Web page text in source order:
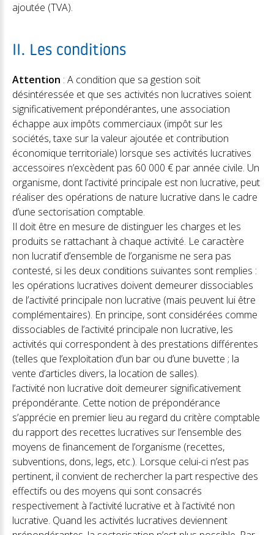
ajoutée (TVA).
II. Les conditions
Attention : A condition que sa gestion soit
désintéressée et que ses activités non lucratives soient
significativement prépondérantes, une association
échappe aux impôts commerciaux (impôt sur les
sociétés, taxe sur la valeur ajoutée et contribution
économique territoriale) lorsque ses activités lucratives
accessoires n’excèdent pas 60 000 € par année civile. Un
organisme, dont l’activité principale est non lucrative, peut
réaliser des opérations de nature lucrative dans le cadre
d’une sectorisation comptable.
Il doit être en mesure de distinguer les charges et les
produits se rattachant à chaque activité. Le caractère
non lucratif d’ensemble de l’organisme ne sera pas
contesté, si les deux conditions suivantes sont remplies :
les opérations lucratives doivent demeurer dissociables
de l’activité principale non lucrative (mais peuvent lui être
complémentaires). En principe, sont considérées comme
dissociables de l’activité principale non lucrative, les
activités qui correspondent à des prestations différentes
(telles que l’exploitation d’un bar ou d’une buvette ; la
vente d’articles divers, la location de salles).
l’activité non lucrative doit demeurer significativement
prépondérante. Cette notion de prépondérance
s’apprécie en premier lieu au regard du critère comptable
du rapport des recettes lucratives sur l’ensemble des
moyens de financement de l’organisme (recettes,
subventions, dons, legs, etc.). Lorsque celui-ci n’est pas
pertinent, il convient de rechercher la part respective des
effectifs ou des moyens qui sont consacrés
respectivement à l’activité lucrative et à l’activité non
lucrative. Quand les activités lucratives deviennent